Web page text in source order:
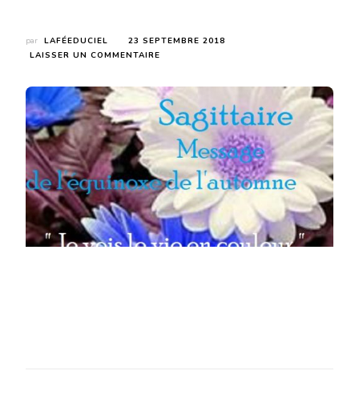
par LAFÉEDUCIEL
23 SEPTEMBRE 2018
LAISSER UN COMMENTAIRE
DE
L’ÉQUINOXE
DE
L’AUTOMNE